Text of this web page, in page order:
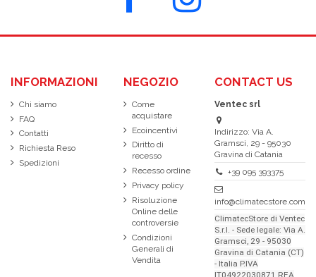
INFORMAZIONI
Chi siamo
FAQ
Contatti
Richiesta Reso
Spedizioni
NEGOZIO
Come
acquistare
Ecoincentivi
Diritto di
recesso
Recesso ordine
Privacy policy
Risoluzione
Online delle
controversie
Condizioni
Generali di
Vendita
CONTACT US
Ventec srl
Indirizzo: Via A.
Gramsci, 29 - 95030
Gravina di Catania
+39 095 393375
info@climatecstore.com
ClimatecStore di Ventec
S.r.l. - Sede legale: Via A.
Gramsci, 29 - 95030
Gravina di Catania (CT)
- Italia P.IVA
IT04922030871 REA